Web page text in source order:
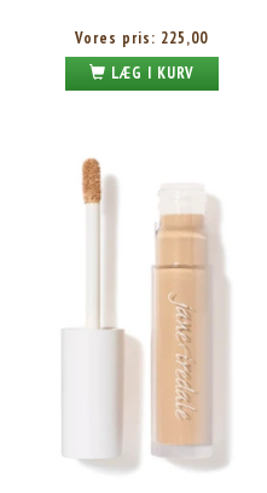
Vores pris: 225,00
LÆG I KURV